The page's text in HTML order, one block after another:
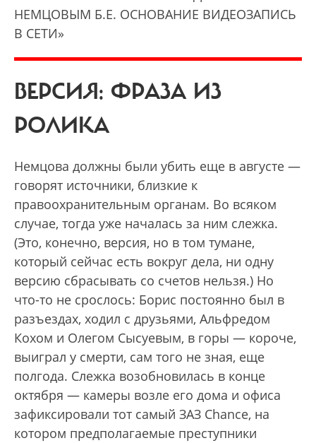
НЕМЦОВЫМ Б.Е. ОСНОВАНИЕ ВИДЕОЗАПИСЬ
В СЕТИ»
ВЕРСИЯ: ФРАЗА ИЗ
РОЛИКА
Немцова должны были убить еще в августе —
говорят источники, близкие к
правоохранительным органам. Во всяком
случае, тогда уже началась за ним слежка.
(Это, конечно, версия, но в том тумане,
который сейчас есть вокруг дела, ни одну
версию сбрасывать со счетов нельзя.) Но
что-то не срослось: Борис постоянно был в
разъездах, ходил с друзьями, Альфредом
Кохом и Олегом Сысуевым, в горы — короче,
выиграл у смерти, сам того не зная, еще
полгода. Слежка возобновилась в конце
октября — камеры возле его дома и офиса
зафиксировали тот самый ЗАЗ Chance, на
котором предполагаемые преступники